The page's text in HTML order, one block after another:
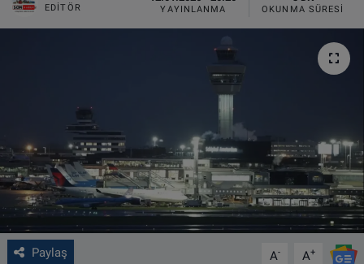
EDITÖR YAYINLANMA OKUNMA SÜRESI
Paylaş A- A+
ALGEMENE VOORWAARDEN
CONTACT
Çerez Politikası